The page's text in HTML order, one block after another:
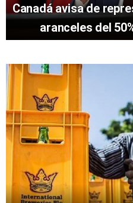
Canadá avisa de
aranceles del